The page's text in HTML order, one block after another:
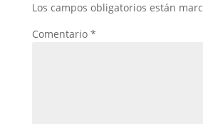
Los campos obligatorios están
Comentario *